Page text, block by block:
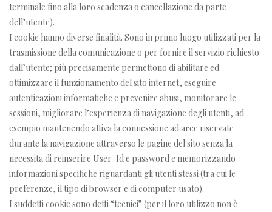
terminale fino alla loro scadenza o cancellazione da parte
dell’utente).
I cookie hanno diverse finalità. Sono in primo luogo utilizzati per la
trasmissione della comunicazione o per fornire il servizio richiesto
dall’utente; più precisamente permettono di abilitare ed
ottimizzare il funzionamento del sito internet, eseguire
autenticazioni informatiche e prevenire abusi, monitorare le
sessioni, migliorare l’esperienza di navigazione degli utenti, ad
esempio mantenendo attiva la connessione ad aree riservate
durante la navigazione attraverso le pagine del sito senza la
necessita di reinserire User-Id e password e memorizzando
informazioni specifiche riguardanti gli utenti stessi (tra cui le
preferenze, il tipo di browser e di computer usato).
I suddetti cookie sono detti “tecnici” (per il loro utilizzo non è